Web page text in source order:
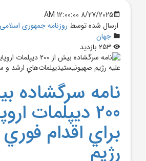
8/27/2025 12:00:00 AM
ارسال شده توسط روزنامه جمهوری اسلامی
جهان
نامه سرگشاده
200 ديپلمات
براي اقدام
رژيم